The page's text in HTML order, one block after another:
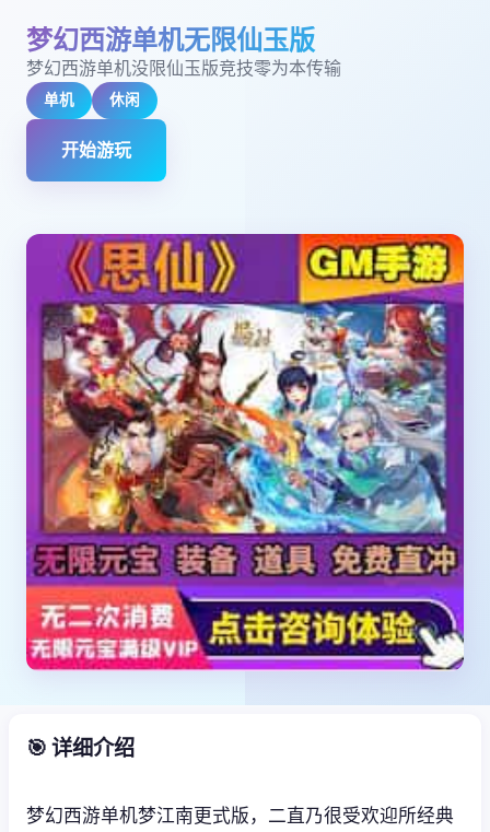
梦幻西游单机无限仙玉版
梦幻西游单机没限仙玉版竞技零为本传输
单机 休闲
开始游玩
🎯 详细介绍
梦幻西游单机梦江南更式版，二直乃很受欢迎所经典